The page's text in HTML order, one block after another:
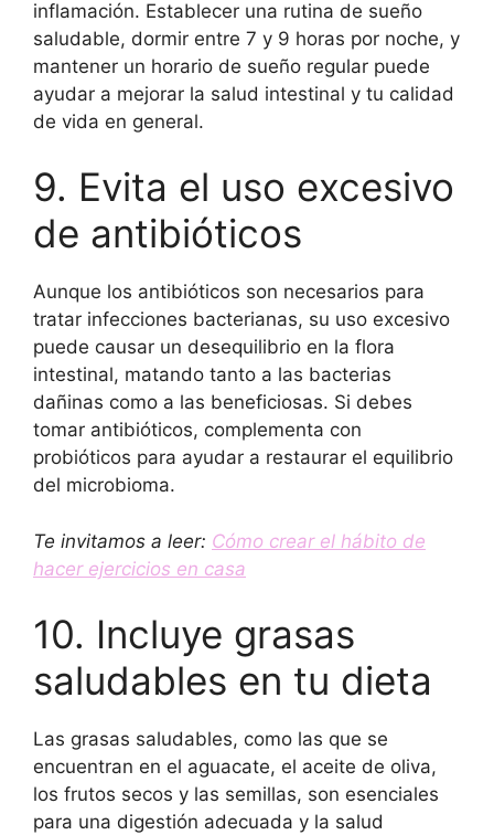
inflamación. Establecer una rutina de sueño
saludable, dormir entre 7 y 9 horas por noche, y
mantener un horario de sueño regular puede
ayudar a mejorar la salud intestinal y tu calidad
de vida en general.
9. Evita el uso excesivo
de antibióticos
Aunque los antibióticos son necesarios para
tratar infecciones bacterianas, su uso excesivo
puede causar un desequilibrio en la flora
intestinal, matando tanto a las bacterias
dañinas como a las beneficiosas. Si debes
tomar antibióticos, complementa con
probióticos para ayudar a restaurar el equilibrio
del microbioma.
Te invitamos a leer: Cómo crear el hábito de
hacer ejercicios en casa
10. Incluye grasas
saludables en tu dieta
Las grasas saludables, como las que se
encuentran en el aguacate, el aceite de oliva,
los frutos secos y las semillas, son esenciales
para una digestión adecuada y la salud